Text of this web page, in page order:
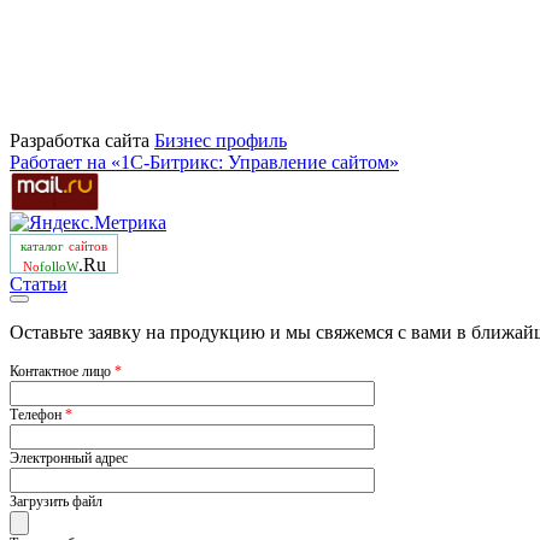
Разработка сайта Бизнеc профиль
Работает на «1С-Битрикс: Управление сайтом»
каталог сайтов
NofolloW.Ru
Статьи
Оставьте заявку на продукцию и мы свяжемся с вами в
Контактное лицо *
Телефон *
Электронный адрес
Загрузить файл